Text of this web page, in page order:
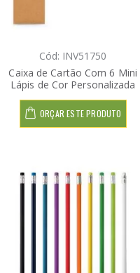
Cód: INV51750
Caixa de Cartão Com 6 Mini
Lápis de Cor Personalizada
ORÇAR ESTE PRODUTO